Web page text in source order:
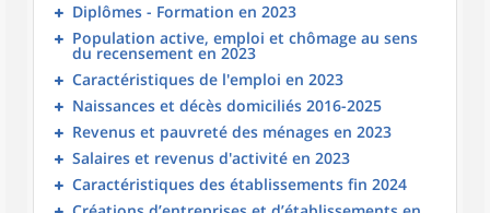
Diplômes - Formation en 2023
Population active, emploi et chômage au sens
du recensement en 2023
Caractéristiques de l'emploi en 2023
Naissances et décès domiciliés 2016-2025
Revenus et pauvreté des ménages en 2023
Salaires et revenus d'activité en 2023
Caractéristiques des établissements fin 2024